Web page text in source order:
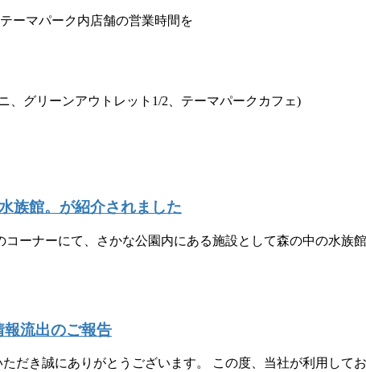
ーマパーク内店舗の営業時間を
、グリーンアウトレット1/2、テーマパークカフェ)
族館。が紹介されました
ーナーにて、さかな公園内にある施設として森の中の水族
流出のご報告
だき誠にありがとうございます。 この度、当社が利用して